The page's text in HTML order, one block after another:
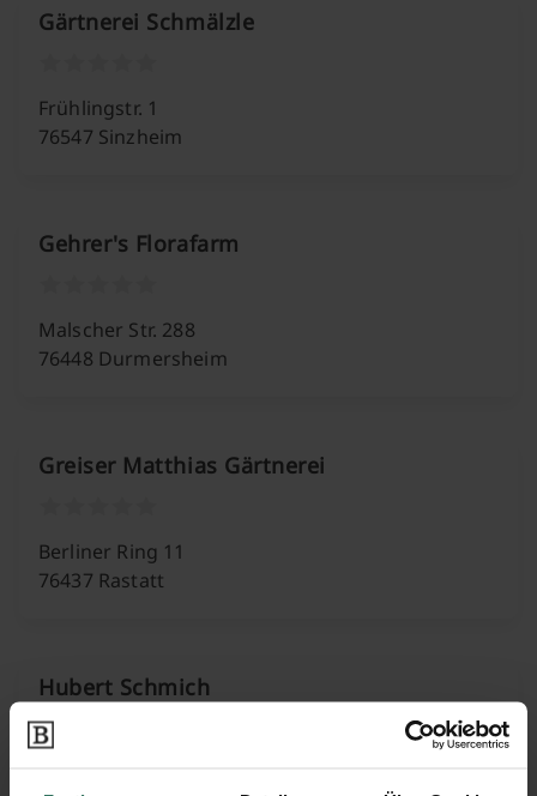
Gärtnerei Schmälzle
Frühlingstr. 1
76547 Sinzheim
Gehrer's Florafarm
Malscher Str. 288
76448 Durmersheim
Greiser Matthias Gärtnerei
Berliner Ring 11
76437 Rastatt
Hubert Schmich